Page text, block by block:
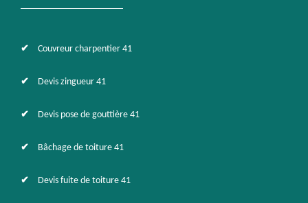
Couvreur charpentier 41
Devis zingueur 41
Devis pose de gouttière 41
Bâchage de toiture 41
Devis fuite de toiture 41